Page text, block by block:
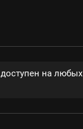
на любых